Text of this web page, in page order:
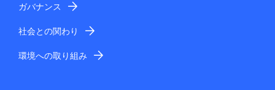
ガバナンス
社会との関わり
環境への取り組み